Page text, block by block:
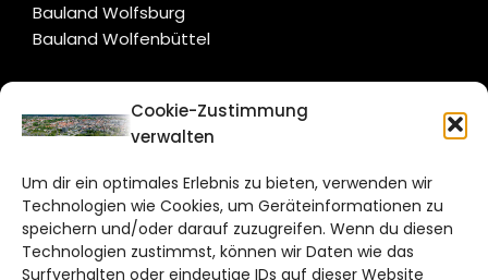
Cookie-Zustimmung
verwalten
Um dir ein optimales Erlebnis zu bieten, verwenden wir
Technologien wie Cookies, um Geräteinformationen zu
speichern und/oder darauf zuzugreifen. Wenn du diesen
Technologien zustimmst, können wir Daten wie das
Surfverhalten oder eindeutige IDs auf dieser Website
Bauland Wolfsburg
Bauland Wolfenbüttel
CITYLIFE!
Bruchtorwall 12
38100 Braunschweig
Telefon: 0531 387220 – 65